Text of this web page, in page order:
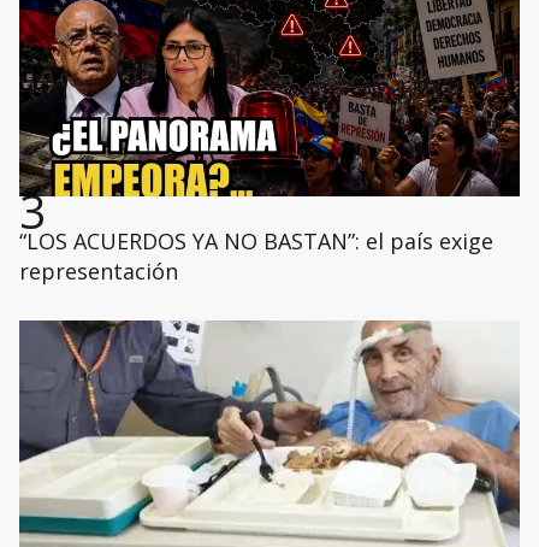
3
“LOS ACUERDOS YA NO BASTAN”: el país exige
representación